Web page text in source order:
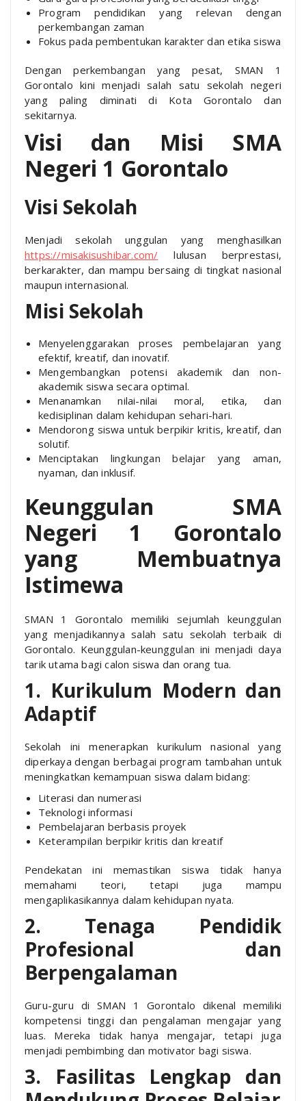
Program pendidikan yang relevan dengan
perkembangan zaman
Fokus pada pembentukan karakter dan etika siswa
Dengan perkembangan yang pesat, SMAN 1
Gorontalo kini menjadi salah satu sekolah negeri
yang paling diminati di Kota Gorontalo dan
sekitarnya.
Visi dan Misi SMA
Negeri 1 Gorontalo
Visi Sekolah
Menjadi sekolah unggulan yang menghasilkan
https://misakisushibar.com/ lulusan berprestasi,
berkarakter, dan mampu bersaing di tingkat nasional
maupun internasional.
Misi Sekolah
Menyelenggarakan proses pembelajaran yang
efektif, kreatif, dan inovatif.
Mengembangkan potensi akademik dan non-
akademik siswa secara optimal.
Menanamkan nilai-nilai moral, etika, dan
kedisiplinan dalam kehidupan sehari-hari.
Mendorong siswa untuk berpikir kritis, kreatif, dan
solutif.
Menciptakan lingkungan belajar yang aman,
nyaman, dan inklusif.
Keunggulan SMA
Negeri 1 Gorontalo
yang Membuatnya
Istimewa
SMAN 1 Gorontalo memiliki sejumlah keunggulan
yang menjadikannya salah satu sekolah terbaik di
Gorontalo. Keunggulan-keunggulan ini menjadi daya
tarik utama bagi calon siswa dan orang tua.
1. Kurikulum Modern dan
Adaptif
Sekolah ini menerapkan kurikulum nasional yang
diperkaya dengan berbagai program tambahan untuk
meningkatkan kemampuan siswa dalam bidang:
Literasi dan numerasi
Teknologi informasi
Pembelajaran berbasis proyek
Keterampilan berpikir kritis dan kreatif
Pendekatan ini memastikan siswa tidak hanya
memahami teori, tetapi juga mampu
mengaplikasikannya dalam kehidupan nyata.
2. Tenaga Pendidik
Profesional dan
Berpengalaman
Guru-guru di SMAN 1 Gorontalo dikenal memiliki
kompetensi tinggi dan pengalaman mengajar yang
luas. Mereka tidak hanya mengajar, tetapi juga
menjadi pembimbing dan motivator bagi siswa.
3. Fasilitas Lengkap dan